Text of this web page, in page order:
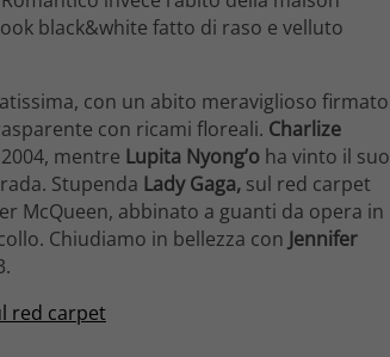
black&white fatto di raso e velluto
con un abito meraviglioso firmato
con ricami floreali. Charlize
mentre Lupita Nyong’o ha vinto il suo
Stupenda Lady Gaga, sul red carpet
McQueen, abbinato a guanti da opera in
Chiudiamo in bellezza con Jennifer
red carpet